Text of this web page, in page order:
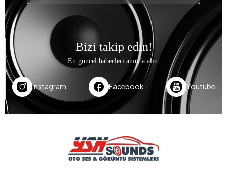
Bizi takip edin!
En güncel haberleri anında alın.
Instagram Facebook Youtube